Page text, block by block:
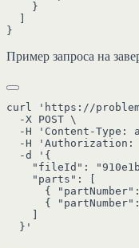
    }
Пример запроса на
curl 'https://
  -X POST \
-H 'Content-Type:
-H 'Authorization:
  -d '{
"fileId":
    "parts": [
{
{